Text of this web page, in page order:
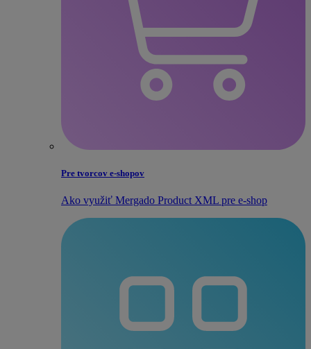
Pre tvorcov e‑shopov
Ako využiť Mergado Product XML pre e‑shop